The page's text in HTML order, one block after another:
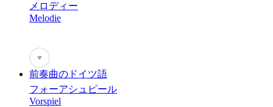
メロディー
Melodie
♥
前奏曲のドイツ語
フォーアシュピール
Vorspiel